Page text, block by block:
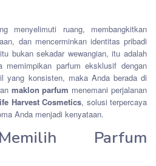
menyelimuti ruang, membangkitkan
dan mencerminkan identitas pribadi
bukan sekadar wewangian, itu adalah
memimpikan parfum eksklusif dengan
yang konsisten, maka Anda berada di
maklon parfum menemani perjalanan
Harvest Cosmetics, solusi terpercaya
Anda menjadi kenyataan.
Parfum